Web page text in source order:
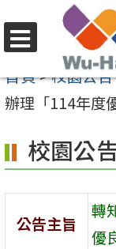
至
要
容
區
選
單
首頁>校園公告
辦理「114年度
校園公
公告主旨
轉
優